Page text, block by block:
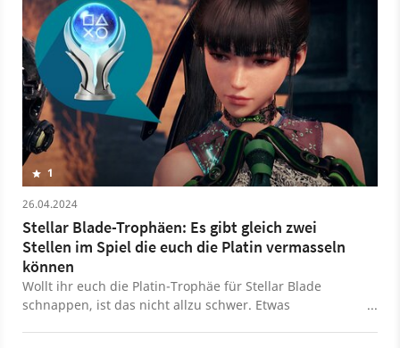
1
26.04.2024
Stellar Blade-Trophäen: Es gibt gleich zwei
Stellen im Spiel die euch die Platin vermasseln
können
Wollt ihr euch die Platin-Trophäe für Stellar Blade
schnappen, ist das nicht allzu schwer. Etwas